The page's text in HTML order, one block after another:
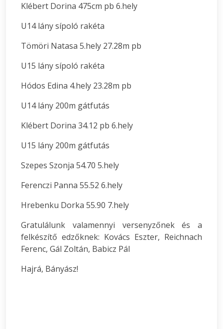
Klébert Dorina 475cm pb 6.hely
U14 lány sípoló rakéta
Tömöri Natasa 5.hely 27.28m pb
U15 lány sípoló rakéta
Hódos Edina 4.hely 23.28m pb
U14 lány 200m gátfutás
Klébert Dorina 34.12 pb 6.hely
U15 lány 200m gátfutás
Szepes Szonja 54.70 5.hely
Ferenczi Panna 55.52 6.hely
Hrebenku Dorka 55.90 7.hely
Gratulálunk valamennyi versenyzőnek és a
felkészítő edzőknek: Kovács Eszter, Reichnach
Ferenc, Gál Zoltán, Babicz Pál
Hajrá, Bányász!